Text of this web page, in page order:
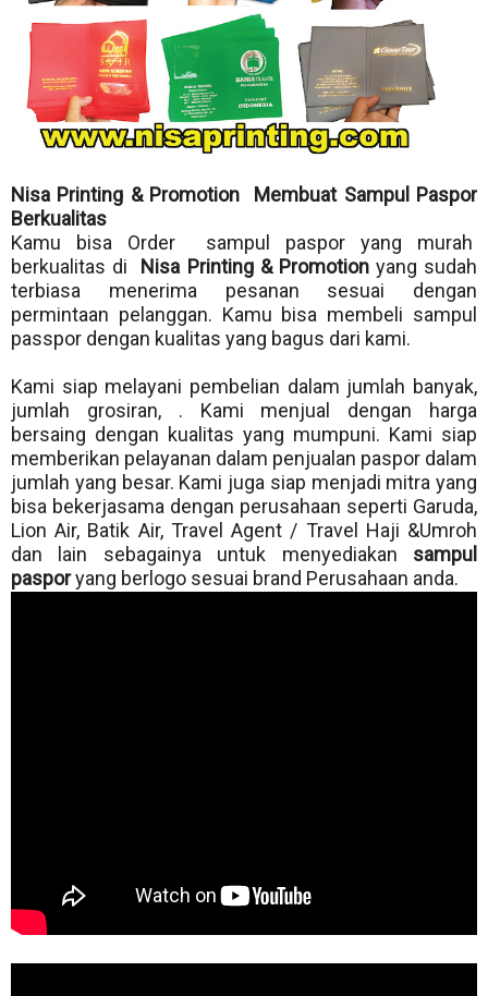
Nisa Printing & Promotion Membuat Sampul Paspor
Berkualitas
Kamu bisa Order sampul paspor yang murah
berkualitas di
Nisa Printing & Promotion yang sudah
terbiasa menerima pesanan sesuai dengan
permintaan pelanggan. Kamu bisa membeli sampul
passpor dengan kualitas yang bagus dari kami.
Kami siap melayani pembelian dalam jumlah banyak,
jumlah grosiran, . Kami menjual dengan harga
bersaing dengan kualitas yang mumpuni. Kami siap
memberikan pelayanan dalam penjualan paspor dalam
jumlah yang besar. Kami juga siap menjadi mitra yang
bisa bekerjasama dengan perusahaan seperti Garuda,
Lion Air, Batik Air, Travel Agent / Travel Haji &Umroh
dan lain sebagainya untuk menyediakan sampul
pasporyang berlogo sesuai brand Perusahaan anda.